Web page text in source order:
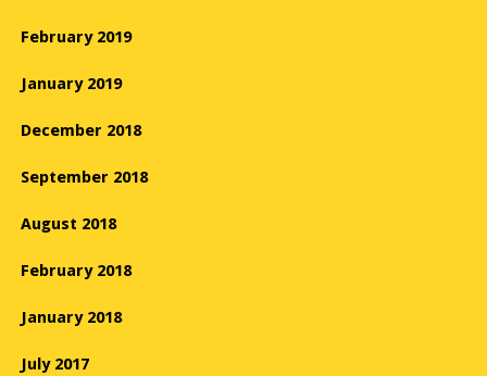
February 2019
January 2019
December 2018
September 2018
August 2018
February 2018
January 2018
July 2017